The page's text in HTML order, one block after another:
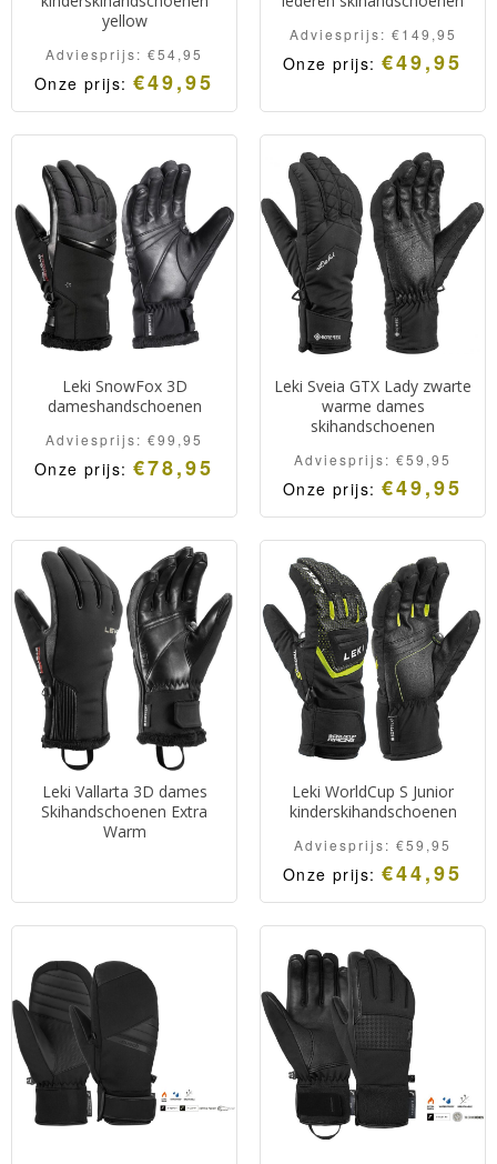
yellow
Adviesprijs: €54,95
Onze prijs: €49,95
Adviesprijs: €149,95
Onze prijs: €49,95
Leki SnowFox 3D
dameshandschoenen
Adviesprijs: €99,95
Onze prijs: €78,95
Leki Sveia GTX Lady zwarte
warme dames
skihandschoenen
Adviesprijs: €59,95
Onze prijs: €49,95
Leki Vallarta 3D dames
Skihandschoenen Extra
Warm
Leki WorldCup S Junior
kinderskihandschoenen
Adviesprijs: €59,95
Onze prijs: €44,95